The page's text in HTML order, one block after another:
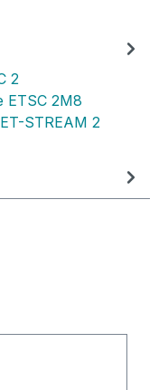
2
ETSC 2M8
STREAM 2